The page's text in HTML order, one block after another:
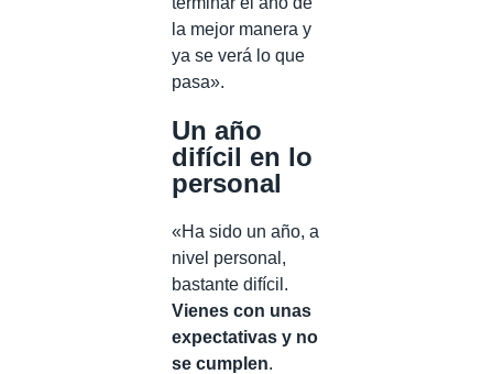
la mejor manera y
ya se verá lo que
pasa».
Un año
difícil en lo
personal
«Ha sido un año, a
nivel personal,
bastante difícil.
Vienes con unas
expectativas y no
se cumplen.